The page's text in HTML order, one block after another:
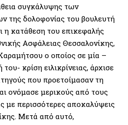
συγκάλυψης των
της δολοφονίας του βουλευτή
η κατάθεση του επικεφαλής
Ασφάλειας Θεσσαλονίκης,
ο οποίος σε μία –
κρίση ειλικρίνειας, άρχισε
που προετοίμασαν τη
ονόμασε μερικούς από τους
με περισσότερες αποκαλύψεις
Μετά από αυτό,